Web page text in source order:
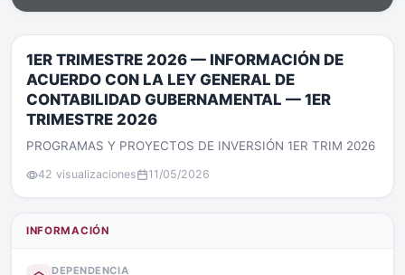
1ER TRIMESTRE 2026 — INFORMACIÓN DE
ACUERDO CON LA LEY GENERAL DE
CONTABILIDAD GUBERNAMENTAL — 1ER
TRIMESTRE 2026
PROGRAMAS Y PROYECTOS DE INVERSIÓN 1ER TRIM 2026
42 visualizaciones 11/05/2026
INFORMACIÓN
DEPENDENCIA